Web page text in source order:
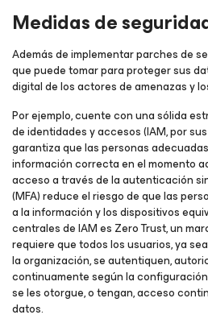
Medidas de
Además de implementar parches de
que puede tomar para proteger sus
digital de los actores de amenazas y
Por ejemplo, cuente con una sólida
de identidades y accesos (IAM, por
garantiza que las personas
información correcta en el momento
acceso a través de la autenticación
(MFA) reduce el riesgo de que las
a la información y los dispositivos
centrales de IAM es Zero Trust, un
requiere que todos los usuarios, ya
la organización, se autentiquen,
continuamente según la
se les otorgue, o tengan, acceso
datos.